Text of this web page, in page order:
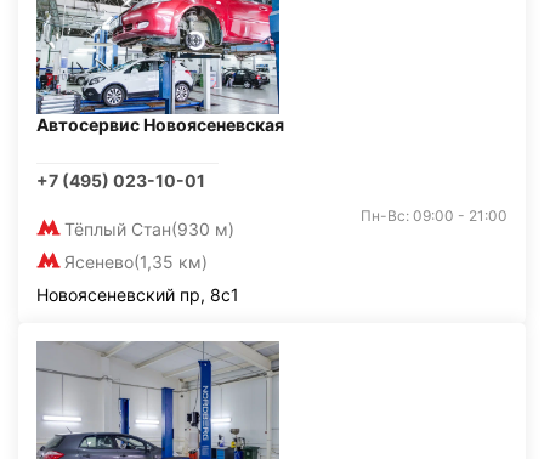
Автосервис Новоясеневская
+7 (495) 023-10-01
Тёплый Стан(930 м)
Ясенево(1,35 км)
Пн-Вс: 09:00 - 21:00
Новоясеневский пр, 8с1